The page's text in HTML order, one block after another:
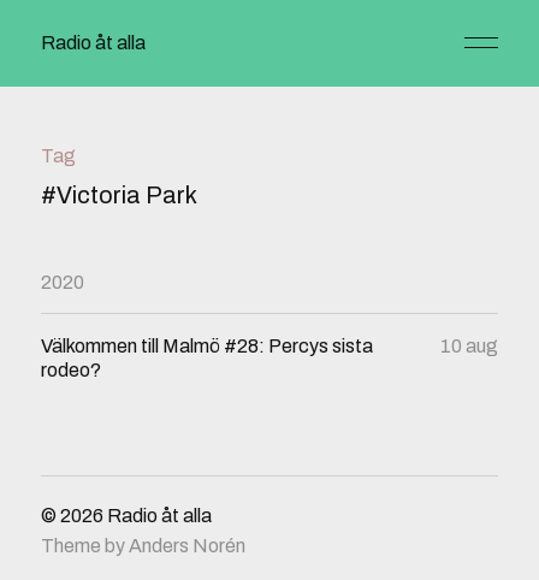
Radio åt alla
Tag
#Victoria Park
2020
Välkommen till Malmö #28: Percys sista
rodeo?
10 aug
© 2026 Radio åt alla
Theme byAnders Norén